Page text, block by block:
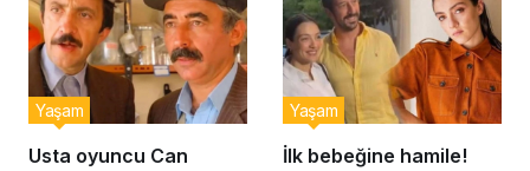
Usta oyuncu Can
Yaşam
İlk bebeğine hamile!
Yaşam